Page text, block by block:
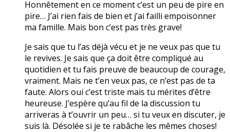
Honnêtement en ce moment c’est un peu de pire en
pire… J’ai rien fais de bien et j’ai failli empoisonner
ma famille. Mais bon c’est pas très grave!
Je sais que tu l’as déjà vécu et je ne veux pas que tu
le revives. Je sais que ça doit être compliqué au
quotidien et tu fais preuve de beaucoup de courage,
vraiment. Mais ne t’en veux pas, ce n’est pas de ta
faute. Alors oui c’est triste mais tu mérites d’être
heureuse. J’espère qu’au fil de la discussion tu
arriveras à t’ouvrir un peu… si tu veux en discuter, je
suis là. Désolée si je te rabâche les mêmes choses!